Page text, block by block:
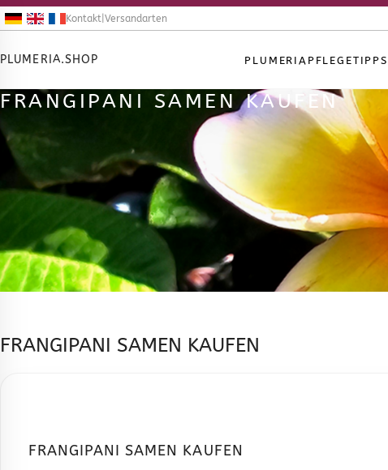
Kontakt Versandarten
PLUMERIA.SHOP PLUMERIA PFLEGETIPPS
FRANGIPANI SAMEN KAUFEN
FRANGIPANI SAMEN KAUFEN
FRANGIPANI SAMEN KAUFEN